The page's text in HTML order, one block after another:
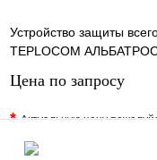
Устройство защиты
TEPLOCOM
Цена по запросу
*Актуальную цену
В избранное